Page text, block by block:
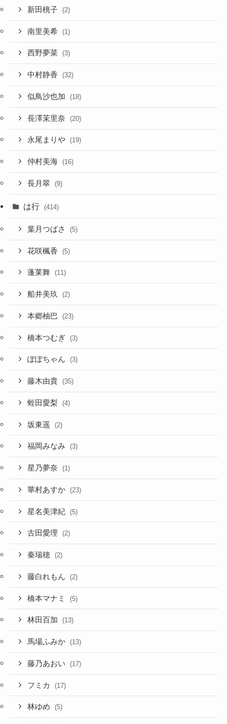
新田桃子 (2)
南里美希 (1)
西野夢菜 (3)
中村静香 (32)
似鳥沙也加 (18)
長澤茉里奈 (20)
永尾まりや (19)
仲村美海 (16)
長月翠 (9)
は行 (414)
葉月つばさ (5)
花咲楓香 (5)
蓬莱舞 (11)
船井美玖 (2)
本郷柚巴 (23)
橋本つむぎ (3)
ぽぽちゃん (3)
藤木由貴 (35)
蛭田愛梨 (4)
坂東遥 (2)
福岡みなみ (3)
星乃夢奈 (1)
華村あすか (23)
星名美津紀 (5)
古田愛理 (2)
秦瑞穂 (2)
藤白れもん (2)
橋本マナミ (5)
林田百加 (13)
馬場ふみか (13)
藤乃あおい (17)
フミカ (17)
林ゆめ (5)